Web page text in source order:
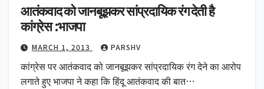
आतंकवाद को जानबूझकर सांप्रदायिक रंग देती है
कांग्रेस :भाजपा
MARCH 1, 2013 PARSHV
कांग्रेस पर आतंकवाद को जानबूझकर सांप्रदायिक रंग देने का आरोप
लगाते हुए भाजपा ने कहा कि हिंदू आतंकवाद की बात…